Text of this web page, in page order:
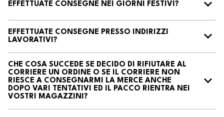
EFFETTUATE CONSEGNE NEI GIORNI FESTIVI?
EFFETTUATE CONSEGNE PRESSO INDIRIZZI
LAVORATIVI?
CHE COSA SUCCEDE SE DECIDO DI RIFIUTARE AL
CORRIERE UN ORDINE O SE IL CORRIERE NON
RIESCE A CONSEGNARMI LA MERCE ANCHE
DOPO VARI TENTATIVI ED IL PACCO RIENTRA NEI
VOSTRI MAGAZZINI?